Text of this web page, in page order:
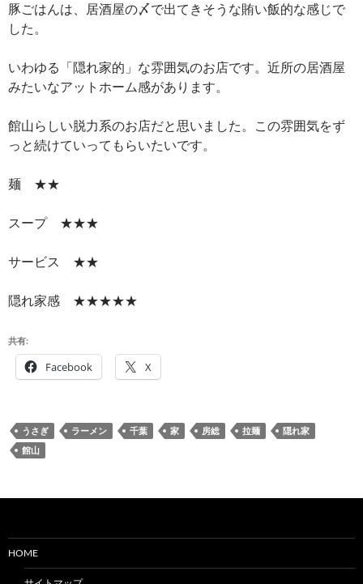
豚ごはんは、居酒屋の〆で出てきそうな賄い飯的な感じで
した。
いわゆる「隠れ家的」な雰囲気のお店です。近所の居酒屋
みたいなアットホーム感があります。
館山らしい脱力系のお店だと思いました。この雰囲気をず
っと続けていってもらいたいです。
麺 ★★
スープ ★★★
サービス ★★
隠れ家感 ★★★★★
共有:
Facebook X
うさぎ ラーメン 千葉 家 房総 拉麺
隠れ家
館山
HOME